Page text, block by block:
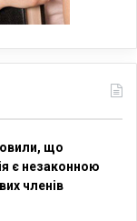
що
є незаконною
членів